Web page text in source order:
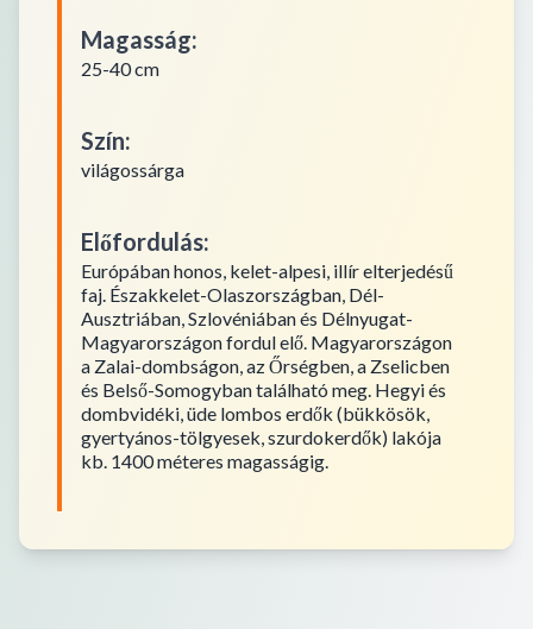
Magasság:
25-40 cm
Szín:
világossárga
Előfordulás:
Európában honos, kelet-alpesi, illír elterjedésű
faj. Északkelet-Olaszországban, Dél-
Ausztriában, Szlovéniában és Délnyugat-
Magyarországon fordul elő. Magyarországon
a Zalai-dombságon, az Őrségben, a Zselicben
és Belső-Somogyban található meg. Hegyi és
dombvidéki, üde lombos erdők (bükkösök,
gyertyános-tölgyesek, szurdokerdők) lakója
kb. 1400 méteres magasságig.